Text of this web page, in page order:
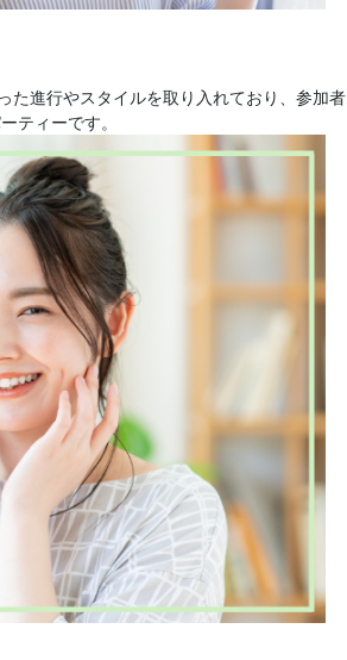
た進行やスタイルを取り入れており、参加者
ティーです。